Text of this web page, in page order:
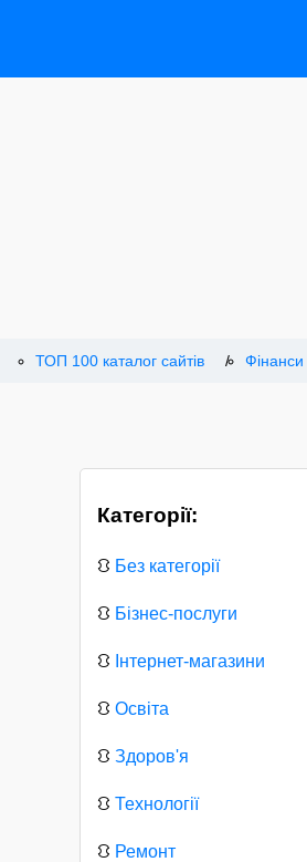
ТОП 100 каталог сайтів Фінанси
Категорії:
⛻ Без категорії
⛻ Бізнес-послуги
⛻ Інтернет-магазини
⛻ Освіта
⛻ Здоров'я
⛻ Технології
⛻ Ремонт